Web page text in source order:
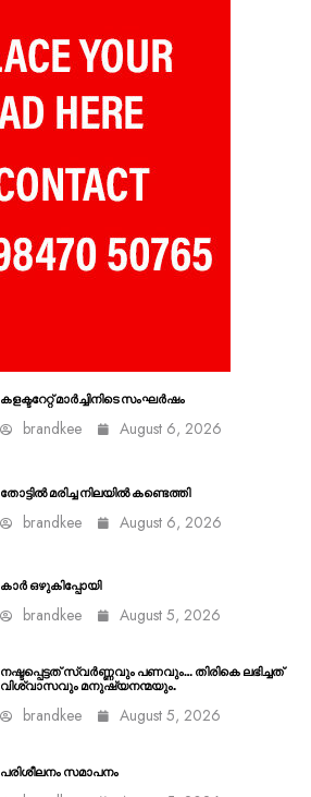
കളക്ടറേറ്റ് മാർച്ചിനിടെ സംഘർഷം
brandkee August 6, 2026
തോട്ടിൽ മരിച്ച നിലയിൽ കണ്ടെത്തി
brandkee August 6, 2026
കാർ ഒഴുകിപ്പോയി
brandkee August 5, 2026
നഷ്ടപ്പെട്ടത് സ്വർണ്ണവും പണവും… തിരികെ ലഭിച്ചത്
വിശ്വാസവും മനുഷ്യനന്മയും.
brandkee August 5, 2026
പരിശീലനം സമാപനം